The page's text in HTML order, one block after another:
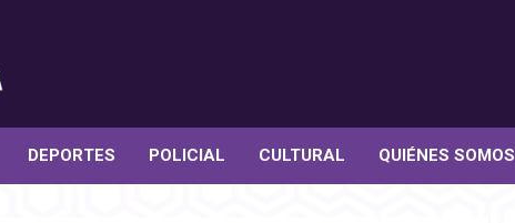
DEPORTES POLICIAL CULTURAL QUIÉNES SOMOS